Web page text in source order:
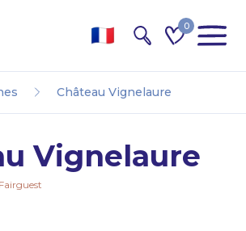
0
Château Vignelaure
Vignelaure